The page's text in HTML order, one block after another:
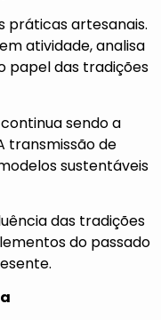
práticas artesanais.
atividade, analisa
papel das tradições
sendo a
transmissão de
sustentáveis
das tradições
do passado